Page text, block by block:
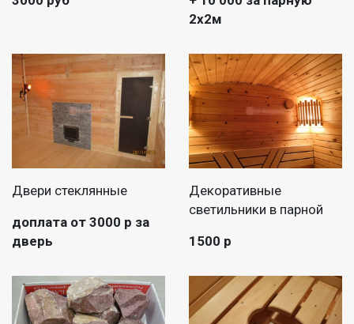
2х2м
Двери стеклянные
доплата от 3000 р за
дверь
Декоративные
светильники в парной
1500 р